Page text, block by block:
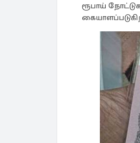
ரூபாய்